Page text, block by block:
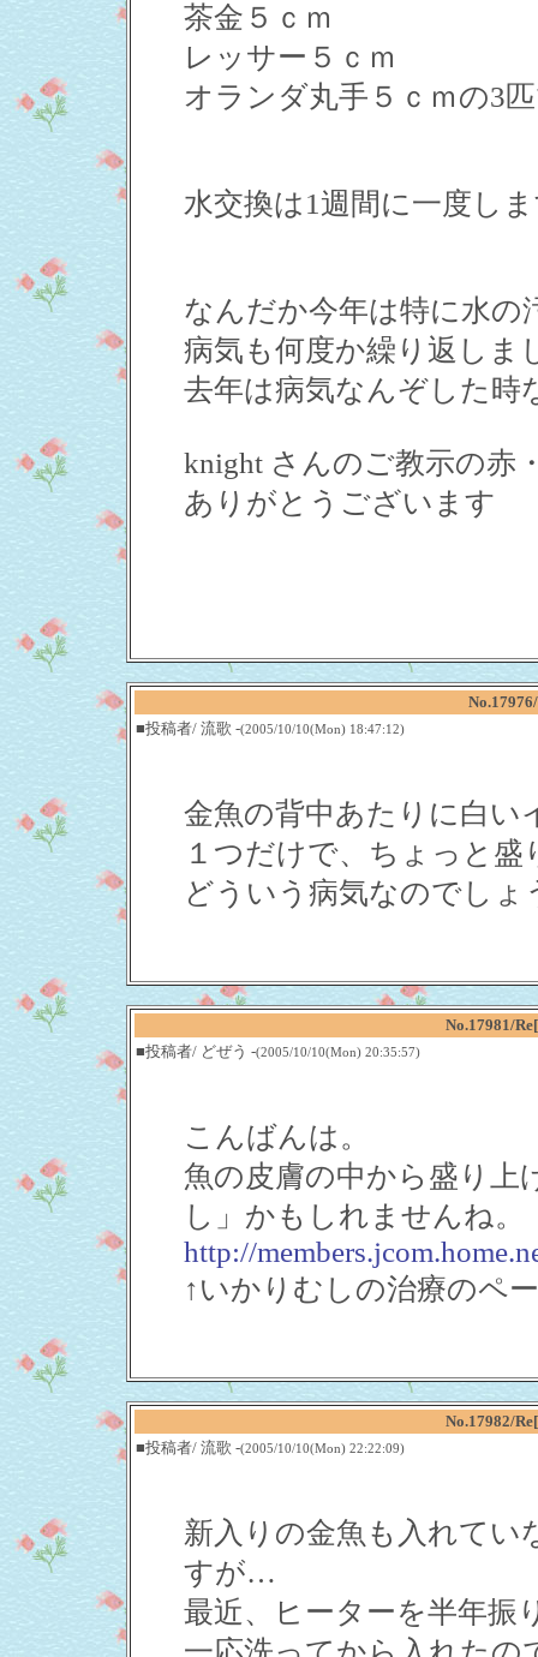
茶金５ｃｍ
レッサー５ｃｍ
オランダ丸手５ｃｍの3
水交換は1週間に一度し
なんだか今年は特に水の
病気も何度か繰り返しま
去年は病気なんぞした時
knight さんのご教示の赤
ありがとうございます
■投稿者/ 流歌 -(2005/10/10(Mon) 18:47:12)
金魚の背中あたりに白い
１つだけで、ちょっと
どういう病気なのでしょ
No.17981/
■投稿者/ どぜう -(2005/10/10(Mon) 20:35:57)
こんばんは。
魚の皮膚の中から盛り上
し」かもしれませんね。
http://
↑いかりむしの治療のペ
No.17982/
■投稿者/ 流歌 -(2005/10/10(Mon) 22:22:09)
新入りの金魚も入れてい
すが…
最近、ヒーターを半年振